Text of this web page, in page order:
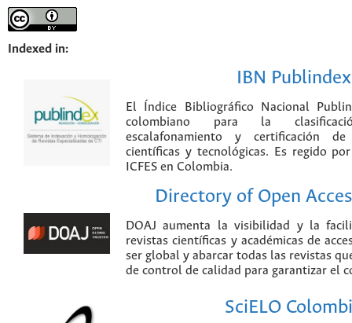
Indexed in:
IBN Publindex
El Índice Bibliográfico Nacional
colombiano para la
escalafonamiento y certificación
científicas y tecnológicas. Es regido
ICFES en Colombia.
Directory of Open
DOAJ aumenta la visibilidad y la
revistas científicas y académicas de
ser global y abarcar todas las revistas
de control de calidad para garantizar el
SciELO